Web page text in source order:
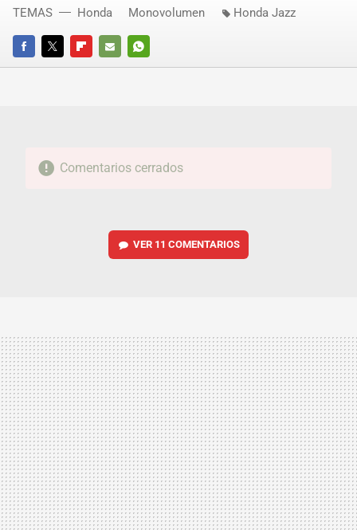
FACEBOOKTWITTERFLIPBOARD
E-
WHATSAPP
TEMAS Honda Monovolumen Honda Jazz
Comentarios cerrados
VER 11 COMENTARIOS